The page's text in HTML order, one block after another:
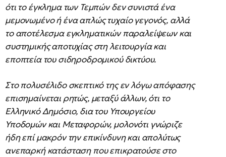
ότι το έγκλημα των Τεμπών δεν συνιστά ένα
μεμονωμένο ή ένα απλώς τυχαίο γεγονός, αλλά
το αποτέλεσμα εγκληματικών παραλείψεων και
συστημικής αποτυχίας στη λειτουργία και
εποπτεία του σιδηροδρομικού δικτύου.
Στο πολυσέλιδο σκεπτικό της εν λόγω απόφασης
επισημαίνεται ρητώς, μεταξύ άλλων, ότι το
Ελληνικό Δημόσιο, δια του Υπουργείου
Υποδομών και Μεταφορών, μολονότι γνώριζε
ήδη επί μακρόν την επικίνδυνη και απολύτως
ανεπαρκή κατάσταση που επικρατούσε στο